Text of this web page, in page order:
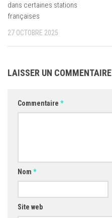
dans certaines stations
françaises
27 OCTOBRE 2025
LAISSER UN COMMENTAIRE
Commentaire *
Nom *
Site web